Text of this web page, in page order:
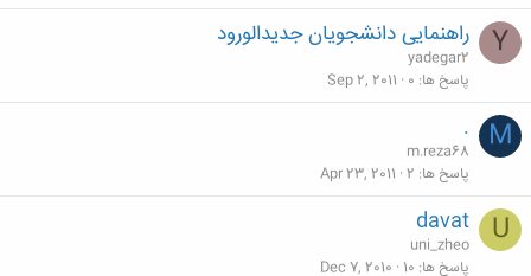
Y راهنمایی دانشجویان جدیدالورود
yadegar2
پاسخ ها 0
Sep 2, 2011
M
.
m.reza68
پاسخ ها 2
Apr 23, 2011
U
davat
uni_zheo
پاسخ ها 10
Dec 7, 2010